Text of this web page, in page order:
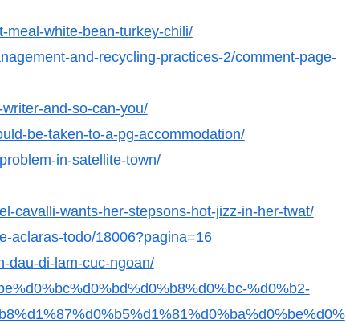
meal-white-bean-turkey-chili/
and-recycling-practices-2/comment-page-
and-so-can-you/
be-taken-to-a-pg-accommodation/
in-satellite-town/
cavalli-wants-her-stepsons-hot-jizz-in-her-twat/
aclaras-todo/18006?pagina=16
dau-di-lam-cuc-ngoan/
%d0%b2-